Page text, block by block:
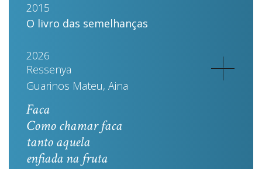
2015
O livro das semelhanças
2026
Ressenya
Guarinos Mateu, Aina
Faca
Como chamar faca
tanto aquela
enfiada na fruta